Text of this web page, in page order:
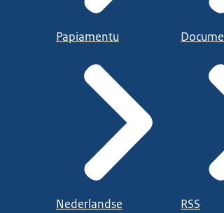
Papiamentu
Nederlandse RSS